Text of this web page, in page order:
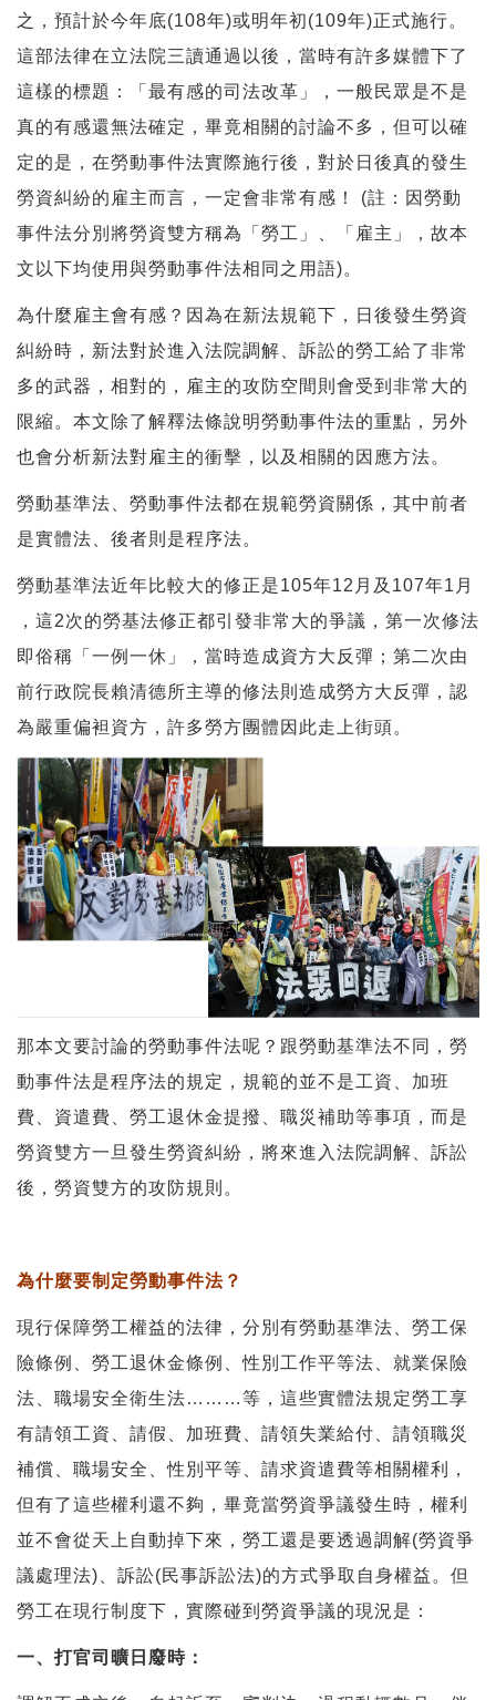
之，預計於今年底(108年)或明年初(109年)正式施行。
這部法律在立法院三讀通過以後，當時有許多媒體下了
這樣的標題：「最有感的司法改革」，一般民眾是不是
真的有感還無法確定，畢竟相關的討論不多，但可以確
定的是，在勞動事件法實際施行後，對於日後真的發生
勞資糾紛的雇主而言，一定會非常有感！ (註：因勞動
事件法分別將勞資雙方稱為「勞工」、「雇主」，故本
文以下均使用與勞動事件法相同之用語)。
為什麼雇主會有感？因為在新法規範下，日後發生勞資
糾紛時，新法對於進入法院調解、訴訟的勞工給了非常
多的武器，相對的，雇主的攻防空間則會受到非常大的
限縮。本文除了解釋法條說明勞動事件法的重點，另外
也會分析新法對雇主的衝擊，以及相關的因應方法。
勞動基準法、勞動事件法都在規範勞資關係，其中前者
是實體法、後者則是程序法。
勞動基準法近年比較大的修正是105年12月及107年1月
，這2次的勞基法修正都引發非常大的爭議，第一次修法
即俗稱「一例一休」，當時造成資方大反彈；第二次由
前行政院長賴清德所主導的修法則造成勞方大反彈，認
為嚴重偏袒資方，許多勞方團體因此走上街頭。
那本文要討論的勞動事件法呢？跟勞動基準法不同，勞
動事件法是程序法的規定，規範的並不是工資、加班
費、資遣費、勞工退休金提撥、職災補助等事項，而是
勞資雙方一旦發生勞資糾紛，將來進入法院調解、訴訟
後，勞資雙方的攻防規則。
為什麼要制定勞動事件法？
現行保障勞工權益的法律，分別有勞動基準法、勞工保
險條例、勞工退休金條例、性別工作平等法、就業保險
法、職場安全衛生法………等，這些實體法規定勞工享
有請領工資、請假、加班費、請領失業給付、請領職災
補償、職場安全、性別平等、請求資遣費等相關權利，
但有了這些權利還不夠，畢竟當勞資爭議發生時，權利
並不會從天上自動掉下來，勞工還是要透過調解(勞資爭
議處理法)、訴訟(民事訴訟法)的方式爭取自身權益。但
勞工在現行制度下，實際碰到勞資爭議的現況是：
一、打官司曠日廢時：